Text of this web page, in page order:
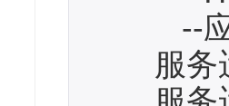
--应
服务